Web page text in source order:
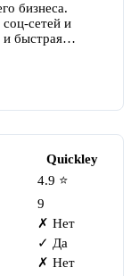
бизнеса.
сетей и
быстрая
Quickley
4.9 ⭐
9
✗ Нет
✓ Да
✗ Нет